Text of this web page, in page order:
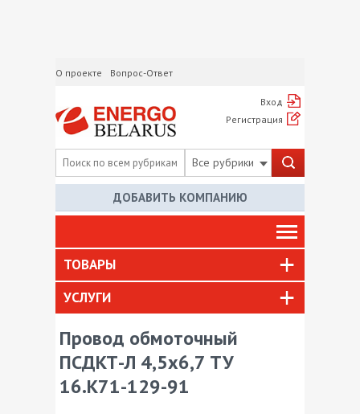
О проекте Вопрос-Ответ
Вход
Регистрация
Все рубрики
ДОБАВИТЬ КОМПАНИЮ
ТОВАРЫ
УСЛУГИ
Провод обмоточный
ПСДКТ-Л 4,5х6,7 ТУ
16.К71-129-91